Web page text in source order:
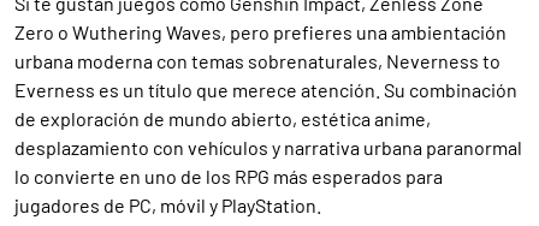
Zero o Wuthering Waves, pero prefieres una ambientación
urbana moderna con temas sobrenaturales, Neverness to
Everness es un título que merece atención. Su combinación
de exploración de mundo abierto, estética anime,
desplazamiento con vehículos y narrativa urbana paranormal
lo convierte en uno de los RPG más esperados para
jugadores de PC, móvil y PlayStation.